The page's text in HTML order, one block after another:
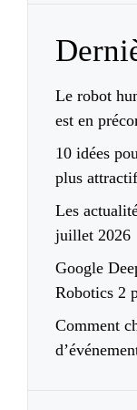
Le robot
est en
10 idées
plus
Les
juillet 2026
Google
Robotics 2
Comment